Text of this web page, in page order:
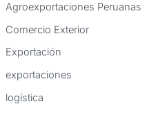
Agroexportaciones Peruanas
Comercio Exterior
Exportación
exportaciones
logística